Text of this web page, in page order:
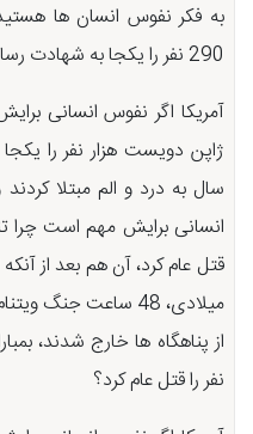
به فکر نفوس انسان ها هستید
290 نفر را یکجا به شهادت رساندید؟
آمریکا اگر نفوس انسانی
ژاپن دویست هزار نفر را یکجا
سال به درد و الم مبتلا کردند
قتل عام کرد، آن هم بعد از
میلادی، 48 ساعت جنگ
از پناهگاه ها خارج شدند،
نفر را قتل عام کرد؟